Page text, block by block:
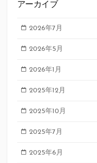
アーカイブ
2026年7月
2026年5月
2026年1月
2025年12月
2025年10月
2025年7月
2025年6月